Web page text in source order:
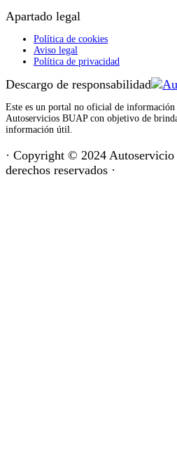
Apartado legal
Política de cookies
Aviso legal
Política de privacidad
Descargo de responsabilidad
Este es un portal no oficial de información
Autoservicios BUAP con objetivo de
información útil.
· Copyright © 2024 Autoservicio
derechos reservados ·